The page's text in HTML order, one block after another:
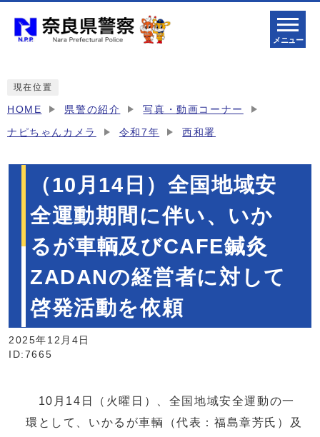
メニュー
現在位置
HOME 県警の紹介 写真・動画コーナー
ナピちゃんカメラ 令和7年 西和署
（10月14日）全国地域安
全運動期間に伴い、いか
るが車輌及びCAFE鍼灸
ZADANの経営者に対して
啓発活動を依頼
2025年12月4日
ID:7665
10月14日（火曜日）、全国地域安全運動の一
環として、いかるが車輌（代表：福島章芳氏）及